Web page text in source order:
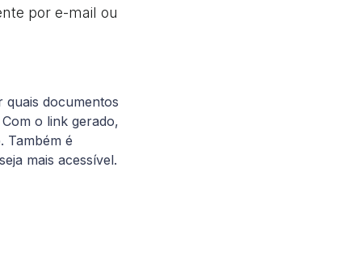
por e-mail ou
quais documentos
o link gerado,
Também é
mais acessível.